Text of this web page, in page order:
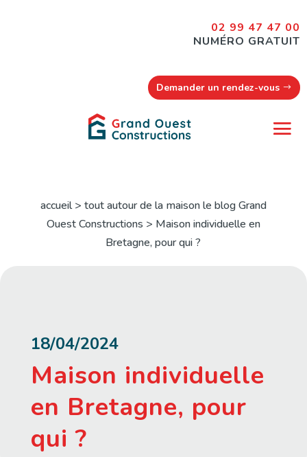
02 99 47 47 00
NUMÉRO GRATUIT
Demander un rendez-vous
accueil > tout autour de la maison le blog Grand
Ouest Constructions > Maison individuelle en
Bretagne, pour qui ?
18/04/2024
Maison individuelle
en Bretagne, pour
qui ?